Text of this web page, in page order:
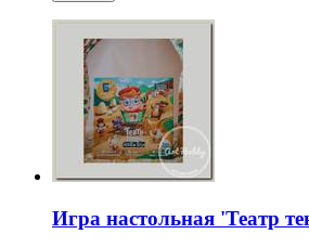
Игра настольная 'Театр